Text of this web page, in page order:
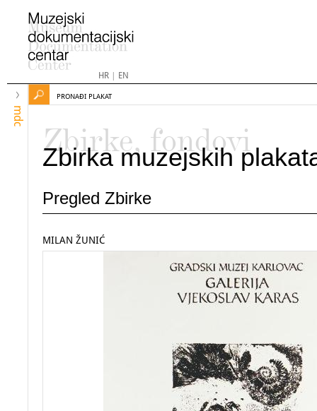
HR| EN
mdc
PRONAĐI PLAKAT
Zbirke, fondovi
Zbirka muzejskih
Pregled Zbirke
MILAN ŽUNIĆ